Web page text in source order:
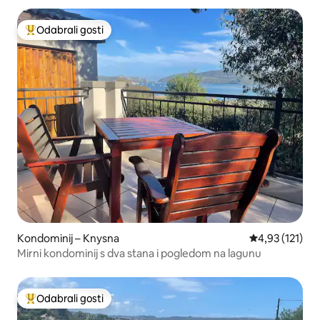
Među najviše rangiranima s oznakom „Odabrali gosti”
Odabrali gosti
Kondominij – Knysna Prosječna
4,93 (121)
Mirni kondominij s dva stana i pogledom na lagunu
Među najviše rangiranima s oznakom „Odabrali gosti”
Odabrali gosti